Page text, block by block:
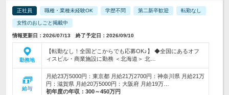
正社員 職種・業種未経験OK 学歴不問 第二新卒歓迎 転勤なし
女性のおしごと掲載中
情報更新日：2026/07/13 終了予定日：2026/09/10
勤務地
【転勤なし！全国どこからでも応募OK♪】 ◆全国にあるオフ
ィスビル・商業施設に勤務 ＜北海道＞ 北…
給与
月給23万5000円：東京都 月給21万2700円：神奈川県 月給21万
円：滋賀県 月給20万5000円：大阪府 月給19万…
初年度の年収： 300～450万円